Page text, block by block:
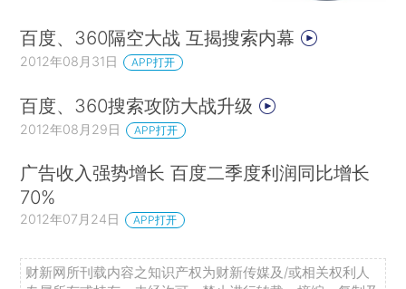
百度、360隔空大战 互揭搜索内幕
2012年08月31日 APP打开
百度、360搜索攻防大战升级
2012年08月29日 APP打开
广告收入强势增长 百度二季度利润同比增长
70%
2012年07月24日 APP打开
财新网所刊载内容之知识产权为财新传媒及/或相关权利人